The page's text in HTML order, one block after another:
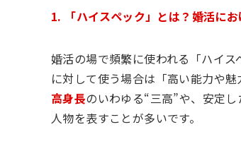
1. 「ハイスペック」とは？婚活に
婚活の場で頻繁に使われる「ハイ
に対して使う場合は「高い能力や
高身長のいわゆる“三高”や、安定
人物を表すことが多いです。